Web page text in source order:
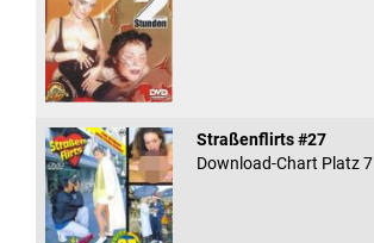
Straßenflirts #27
Download-Chart Platz 7